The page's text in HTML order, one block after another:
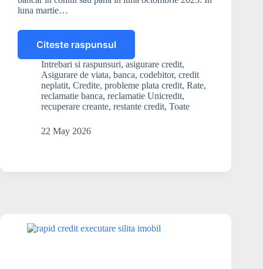
luna martie…
Citeste raspunsul
Ce
se
întâmplă
cu
creditul,
dacă
a
Intrebari si raspunsuri, asigurare credit,
Asigurare de viata, banca, codebitor, credit
neplatit, Credite, probleme plata credit, Rate,
reclamatie banca, reclamatie Unicredit,
recuperare creante, restante credit, Toate
22 May 2026